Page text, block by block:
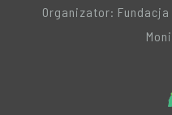
Organizator: